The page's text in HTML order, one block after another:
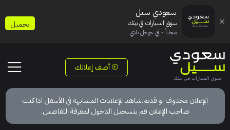
أضف إعلانك
الإعلان محذوف او قديم.شاهد الإعلانات المشابهة في الأسفل اذا كنت
صاحب الإعلان قم بتسجيل الدخول لمعرفة التفاصيل.
سعودي سيل
سوق السيارات في بيتك
مجاناً - في جوجل بلاي
تحميل